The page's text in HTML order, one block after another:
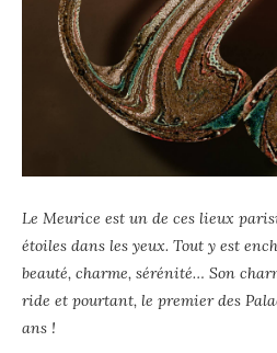
Le Meurice est un de ces lieux
étoiles dans les yeux. Tout y est
beauté, charme, sérénité… Son
ride et pourtant, le premier des
ans !